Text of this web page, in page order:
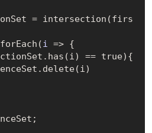
= intersection(firs
i => {
== true){